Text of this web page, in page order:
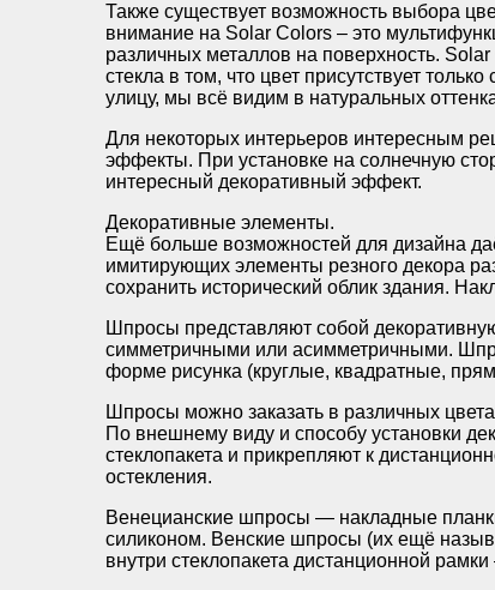
Также существует возможность выбора
внимание на Solar Colors – это
различных металлов на поверхность.
стекла в том, что цвет присутствует
улицу, мы всё видим в натуральных
Для некоторых интерьеров интересным
эффекты. При установке на солнечную
интересный декоративный эффект.
Декоративные элементы.
Ещё больше возможностей для дизайна
имитирующих элементы резного декора
сохранить исторический облик здания.
Шпросы представляют собой
симметричными или асимметричными.
форме рисунка (круглые, квадратные,
Шпросы можно заказать в различных
По внешнему виду и способу установки
стеклопакета и прикрепляют к
остекления.
Венецианские шпросы — накладные
силиконом. Венские шпросы (их ещё
внутри стеклопакета дистанционной